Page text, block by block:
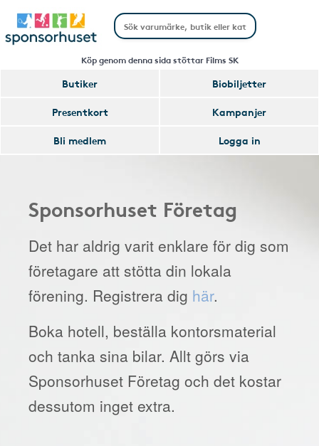
Köp genom denna sida stöttar Films SK
Butiker
Biobiljetter
Presentkort
Kampanjer
Bli medlem
Logga in
Sponsorhuset Företag
Det har aldrig varit enklare för dig som
företagare att stötta din lokala
förening. Registrera dig här.
Boka hotell, beställa kontorsmaterial
och tanka sina bilar. Allt görs via
Sponsorhuset Företag och det kostar
dessutom inget extra.